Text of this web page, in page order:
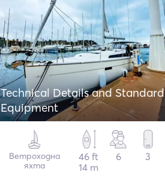
Technical Details and Standard
Equipment
Ветроходна
яхта
46 ft
14 m
6 3